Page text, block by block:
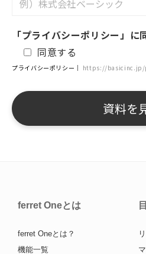
「プライバシーポリシー」に
同意する
プライバシーポリシー｜ https://basicinc.jp/
ferret Oneとは
ferret Oneとは？
機能一覧